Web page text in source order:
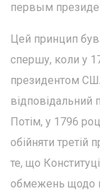
первым
Цей принцип
спершу, коли у
президентом
відповідальний
Потім, у 1796
обійняти третій
те, що
обмежень щодо